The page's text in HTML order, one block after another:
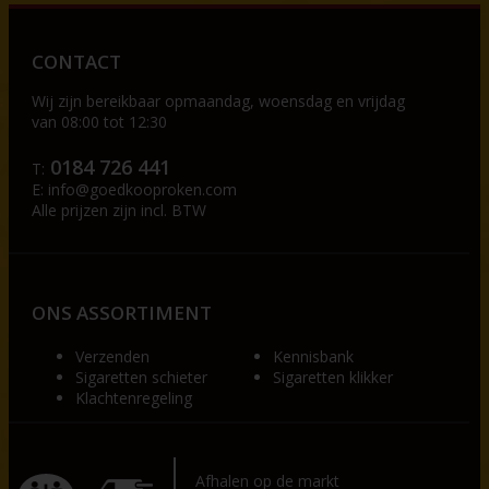
CONTACT
Wij zijn bereikbaar opmaandag, woensdag en vrijdag
van 08:00 tot 12:30
T: 0184 726 441
E: info@goedkooproken.com
Alle prijzen zijn incl. BTW
ONS ASSORTIMENT
Verzenden
Kennisbank
Sigaretten schieter
Sigaretten klikker
Klachtenregeling
Afhalen op de markt